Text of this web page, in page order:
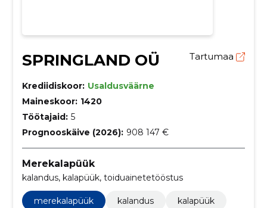
SPRINGLAND OÜ Tartumaa
Krediidiskoor: Usaldusväärne
Maineskoor: 1420
Töötajaid: 5
Prognooskäive (2026): 908 147 €
Merekalapüük
kalandus, kalapüük, toiduainetetööstus
merekalapüük kalandus
kalapüük